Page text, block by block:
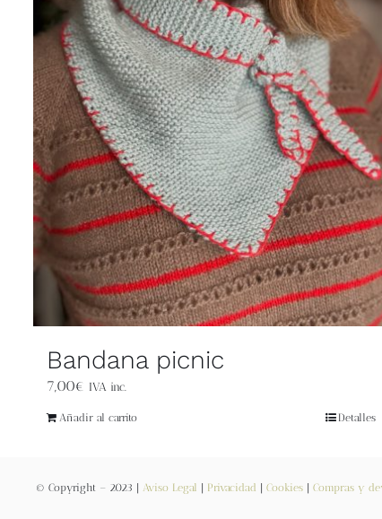
Bandana picnic
7,00€ IVA inc.
Añadir al carrito Detalles
© Copyright – 2023 | Aviso Legal | Privacidad | Cookies| Compras y